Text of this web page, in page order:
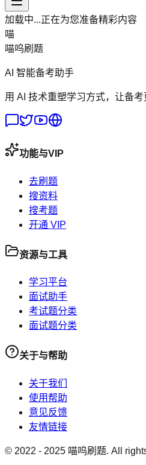
加载中...正在为您准备精彩内容
喵
喵呜刷题
AI 智能备考助手
用 AI 技术重塑学习方式，让备
功能与VIP
去刷题
搜资料
搜考题
开通 VIP
资源与工具
学习平台
面试助手
考试题分类
面试题分类
关于与帮助
关于我们
使用帮助
意见反馈
友情链接
© 2022 - 2025 喵呜刷题. All